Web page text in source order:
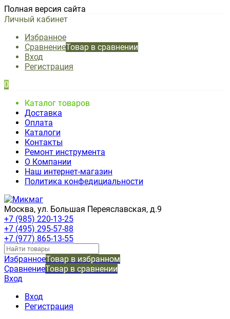
Полная версия сайта
Личный кабинет
Избранное
СравнениеТовар в сравнении
Вход
Регистрация
0
Каталог товаров
Доставка
Оплата
Каталоги
Контакты
Ремонт инструмента
О Компании
Наш интернет-магазин
Политика конфедициальности
Москва, ул. Большая Переяславская, д.9
+7 (985) 220-13-25
+7 (495) 295-57-88
+7 (977) 865-13-55
ИзбранноеТовар в избранном
СравнениеТовар в сравнении
Вход
Вход
Регистрация